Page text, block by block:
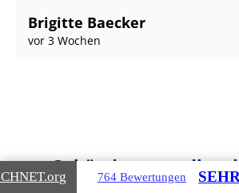
Brigitte Baecker
vor 3 Wochen
Gebäudearten, die
.org 764 Bewertungen